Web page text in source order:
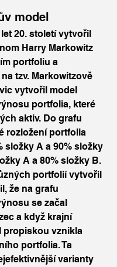
model
20. století vytvořil
Harry Markowitz
portfoliu a
tzv. Markowitzově
vytvořil model
portfolia, které
aktiv. Do grafu
rozložení portfolia
složky A a 90% složky
A a 80% složky B.
portfolií vytvořil
že na grafu
se začal
a když krajní
propiskou vznikla
portfolia. Ta
varianty